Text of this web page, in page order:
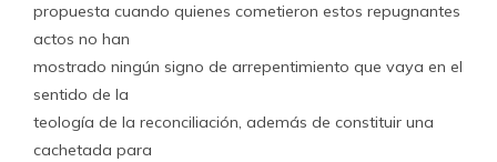
propuesta cuando quienes cometieron estos repugnantes
actos no han
mostrado ningún signo de arrepentimiento que vaya en el
sentido de la
teología de la reconciliación, además de constituir una
cachetada para